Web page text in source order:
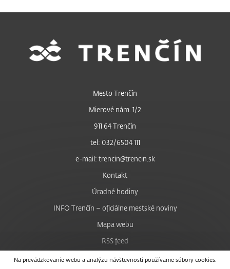
Na prevádzkovanie webu a analýzu návštevnosti používame súbory cookies.
Mesto Trenčín
Mierové nám. 1/2
911 64 Trenčín
tel: 032/6504 111
e-mail: trencin@trencin.sk
Kontakt
Úradné hodiny
INFO Trenčín – oficiálne mestské noviny
Mapa webu
RSS feed
Nastavenie cookies